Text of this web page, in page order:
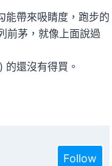
能帶來吸睛度，跑步的
前茅，就像上面說過
還沒有得買。
Follow